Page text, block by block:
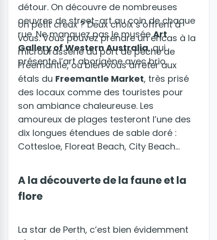
détour. On découvre de nombreuses
oeuvres de street-art au coin de chaque
rue. Ne manquez pas le muséeArt
Gallery of Western Australia, qui
présente l’art aborigène avec brio.
Un petit creux ? Deux choix s’offrent à
vous. Vous pouvez prendre un encas à la
microbrasserie du port de pêche de
Freemantle, ou bien vous arrêter aux
étals du Freemantle Market, très prisé
des locaux comme des touristes pour
son ambiance chaleureuse. Les
amoureux de plages testeront l’une des
dix longues étendues de sable doré :
Cottesloe, Floreat Beach, City Beach...
A la découverte de la faune et la
flore
La star de Perth, c’est bien évidemment